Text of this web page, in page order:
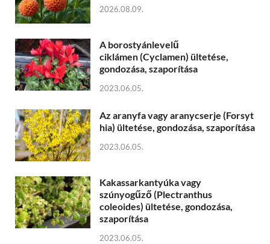
2026.08.09.
A borostyánlevelű
ciklámen (Cyclamen) ültetése,
gondozása, szaporítása
2023.06.05.
Az aranyfa vagy aranycserje (Forsyt
hia) ültetése, gondozása, szaporítása
2023.06.05.
Kakassarkantyúka vagy
szúnyogűző (Plectranthus
coleoides) ültetése, gondozása,
szaporítása
2023.06.05.